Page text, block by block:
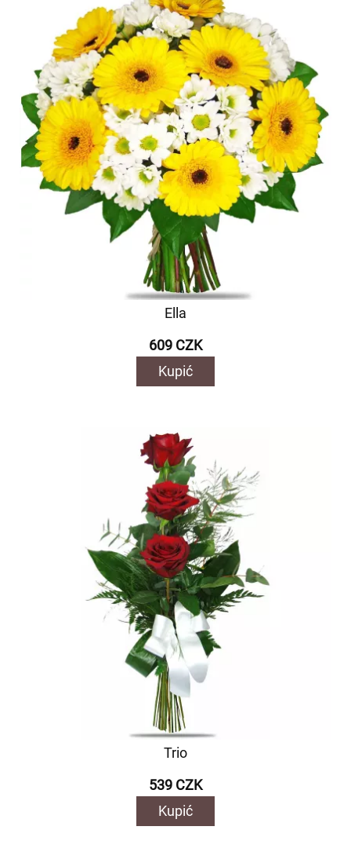
Ella
609 CZK
Kupić
Trio
539 CZK
Kupić